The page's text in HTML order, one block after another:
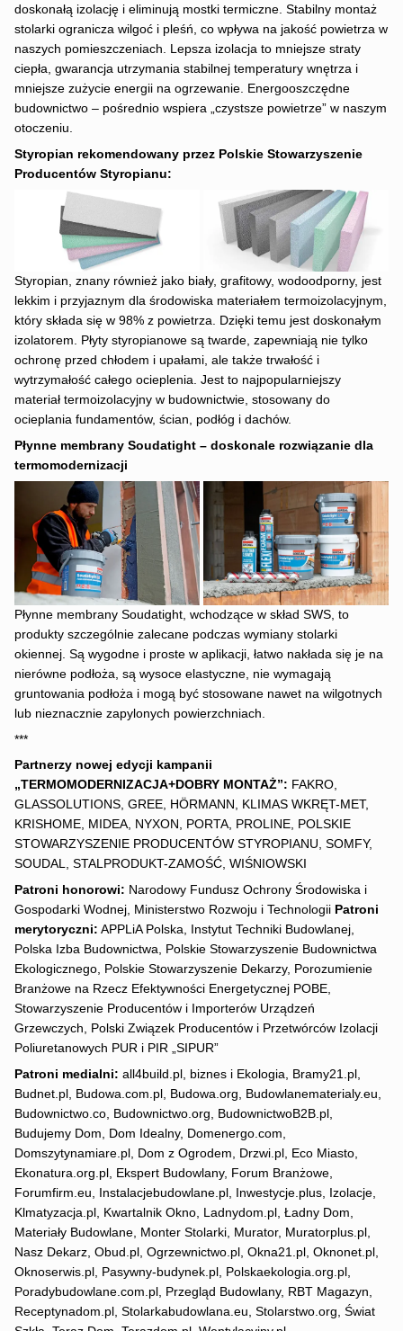
doskonałą izolację i eliminują mostki termiczne. Stabilny montaż
stolarki ogranicza wilgoć i pleśń, co wpływa na jakość powietrza w
naszych pomieszczeniach. Lepsza izolacja to mniejsze straty
ciepła, gwarancja utrzymania stabilnej temperatury wnętrza i
mniejsze zużycie energii na ogrzewanie. ⁠Energooszczędne
budownictwo – pośrednio wspiera „czystsze powietrze” w naszym
otoczeniu.
Styropian rekomendowany przez Polskie Stowarzyszenie
Producentów Styropianu:
Styropian, znany również jako biały, grafitowy, wodoodporny, jest
lekkim i przyjaznym dla środowiska materiałem termoizolacyjnym,
który składa się w 98% z powietrza. Dzięki temu jest doskonałym
izolatorem. Płyty styropianowe są twarde, zapewniają nie tylko
ochronę przed chłodem i upałami, ale także trwałość i
wytrzymałość całego ocieplenia. Jest to najpopularniejszy
materiał termoizolacyjny w budownictwie, stosowany do
ocieplania fundamentów, ścian, podłóg i dachów.
Płynne membrany Soudatight – doskonale rozwiązanie dla
termomodernizacji
Płynne membrany Soudatight, wchodzące w skład SWS, to
produkty szczególnie zalecane podczas wymiany stolarki
okiennej. Są wygodne i proste w aplikacji, łatwo nakłada się je na
nierówne podłoża, są wysoce elastyczne, nie wymagają
gruntowania podłoża i mogą być stosowane nawet na wilgotnych
lub nieznacznie zapylonych powierzchniach.
***
Partnerzy nowej edycji kampanii
„TERMOMODERNIZACJA+DOBRY MONTAŻ”: FAKRO,
GLASSOLUTIONS, GREE, HÖRMANN, KLIMAS WKRĘT-MET,
KRISHOME, MIDEA, NYXON, PORTA, PROLINE, POLSKIE
STOWARZYSZENIE PRODUCENTÓW STYROPIANU, SOMFY,
SOUDAL, STALPRODUKT-ZAMOŚĆ, WIŚNIOWSKI
Patroni honorowi: Narodowy Fundusz Ochrony Środowiska i
Gospodarki Wodnej, Ministerstwo Rozwoju i Technologii Patroni
merytoryczni: APPLiA Polska, Instytut Techniki Budowlanej,
Polska Izba Budownictwa, Polskie Stowarzyszenie Budownictwa
Ekologicznego, Polskie Stowarzyszenie Dekarzy, Porozumienie
Branżowe na Rzecz Efektywności Energetycznej POBE,
Stowarzyszenie Producentów i Importerów Urządzeń
Grzewczych, Polski Związek Producentów i Przetwórców Izolacji
Poliuretanowych PUR i PIR „SIPUR”
Patroni medialni: all4build.pl, biznes i Ekologia, Bramy21.pl,
Budnet.pl, Budowa.com.pl, Budowa.org, Budowlanematerialy.eu,
Budownictwo.co, Budownictwo.org, BudownictwoB2B.pl,
Budujemy Dom, Dom Idealny, Domenergo.com,
Domszytynamiare.pl, Dom z Ogrodem, Drzwi.pl, Eco Miasto,
Ekonatura.org.pl, Ekspert Budowlany, Forum Branżowe,
Forumfirm.eu, Instalacjebudowlane.pl, Inwestycje.plus, Izolacje,
Klmatyzacja.pl, Kwartalnik Okno, Ladnydom.pl, Ładny Dom,
Materiały Budowlane, Monter Stolarki, Murator, Muratorplus.pl,
Nasz Dekarz, Obud.pl, Ogrzewnictwo.pl, Okna21.pl, Oknonet.pl,
Oknoserwis.pl, Pasywny-budynek.pl, Polskaekologia.org.pl,
Poradybudowlane.com.pl, Przegląd Budowlany, RBT Magazyn,
Receptynadom.pl, Stolarkabudowlana.eu, Stolarstwo.org, Świat